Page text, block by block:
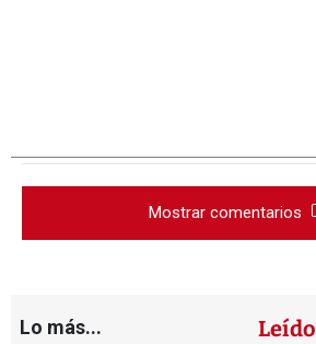
Mostrar comentarios
Lo más... Leído